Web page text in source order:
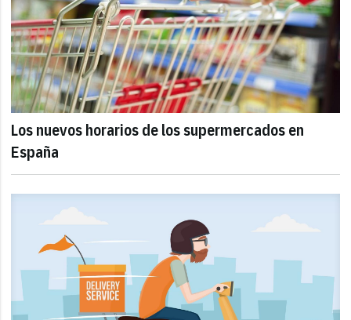
Los nuevos horarios de los supermercados en
España